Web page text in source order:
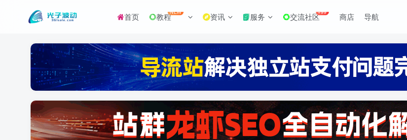
首页 教程NEW 资讯 服务 交流社区+99 商店 导航